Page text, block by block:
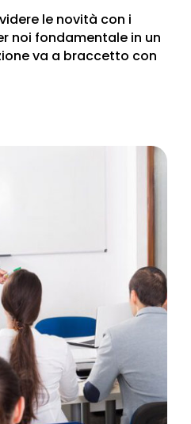
le novità con i
noi fondamentale in un
va a braccetto con